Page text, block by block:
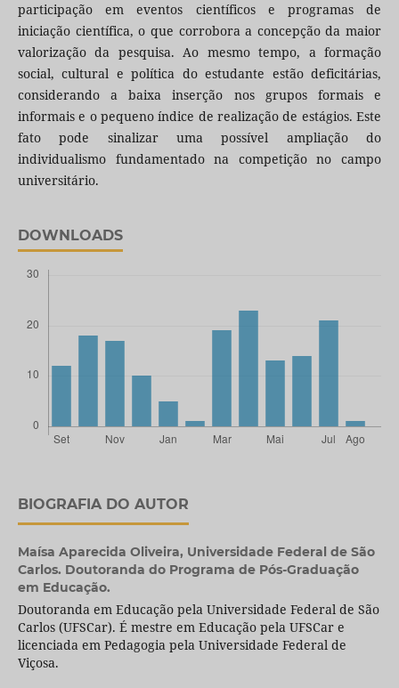
participação em eventos científicos e programas de
iniciação científica, o que corrobora a concepção da maior
valorização da pesquisa. Ao mesmo tempo, a formação
social, cultural e política do estudante estão deficitárias,
considerando a baixa inserção nos grupos formais e
informais e o pequeno índice de realização de estágios. Este
fato pode sinalizar uma possível ampliação do
individualismo fundamentado na competição no campo
universitário.
DOWNLOADS
BIOGRAFIA DO AUTOR
Maísa Aparecida Oliveira, Universidade Federal de São
Carlos. Doutoranda do Programa de Pós-Graduação
em Educação.
Doutoranda em Educação pela Universidade Federal de São
Carlos (UFSCar). É mestre em Educação pela UFSCar e
licenciada em Pedagogia pela Universidade Federal de
Viçosa.